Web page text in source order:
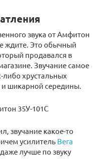
звука от Амфитон
ждите. Это обычный
продавался в
Звучание самое
либо хрустальных
и шикарной середины.
35У-101С
звучание какое-то
усилитель Вега
лучше по звуку